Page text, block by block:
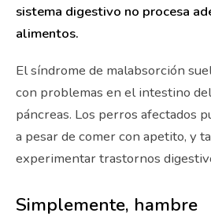
sistema digestivo no procesa
alimentos.
El síndrome de malabsorción
con problemas en el intestino
páncreas. Los perros afectados
a pesar de comer con apetito, y
experimentar trastornos
Simplemente, hambre